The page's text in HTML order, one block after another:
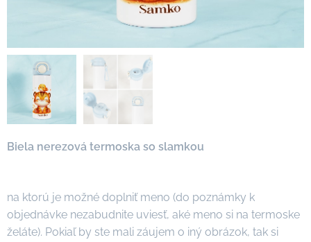
Biela nerezová termoska so slamkou
na ktorú je možné doplniť meno (do poznámky k
objednávke nezabudnite uviesť, aké meno si na termoske
želáte). Pokiaľ by ste mali záujem o iný obrázok, tak si